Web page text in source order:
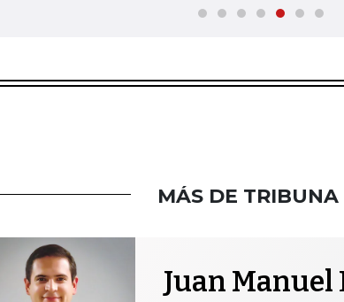
MÁS DE
Juan Manuel